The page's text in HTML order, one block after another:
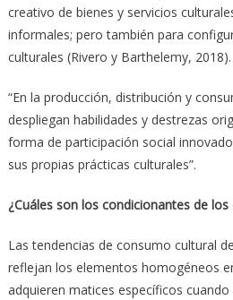
creativo de bienes y servicios
informales; pero también para
culturales (Rivero y Barthelemy, 2018).
“En la producción, distribución y
despliegan habilidades y destrezas
forma de participación social
sus propias prácticas culturales”.
¿Cuáles son los condicionantes de
Las tendencias de consumo cultural
reflejan los elementos homogéneos
adquieren matices específicos